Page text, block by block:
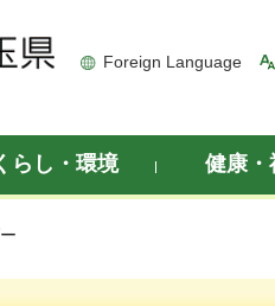
Foreign Language
らし・環境 健康・